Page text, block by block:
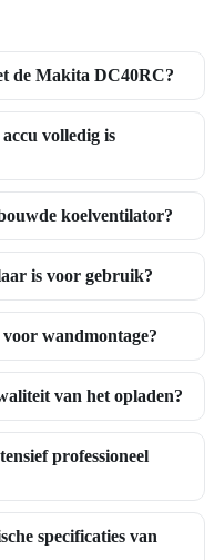
de Makita DC40RC?
volledig is
koelventilator?
is voor gebruik?
wandmontage?
van het opladen?
professioneel
specificaties van